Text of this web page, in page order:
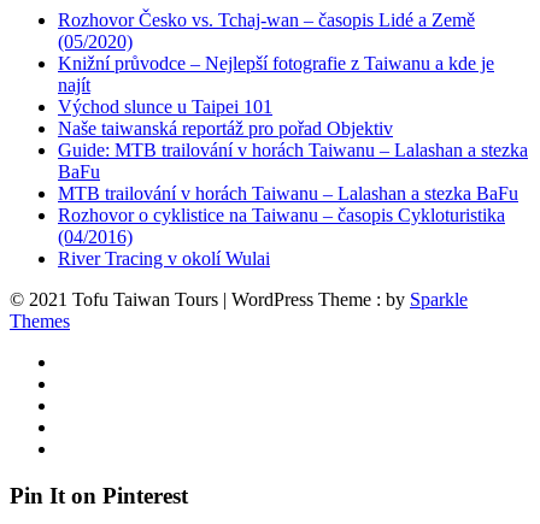
Rozhovor Česko vs. Tchaj-wan – časopis Lidé a Země
(05/2020)
Knižní průvodce – Nejlepší fotografie z Taiwanu a kde je
najít
Východ slunce u Taipei 101
Naše taiwanská reportáž pro pořad Objektiv
Guide: MTB trailování v horách Taiwanu – Lalashan a stezka
BaFu
MTB trailování v horách Taiwanu – Lalashan a stezka BaFu
Rozhovor o cyklistice na Taiwanu – časopis Cykloturistika
(04/2016)
River Tracing v okolí Wulai
© 2021 Tofu Taiwan Tours | WordPress Theme : by Sparkle
Themes
Pin It on Pinterest